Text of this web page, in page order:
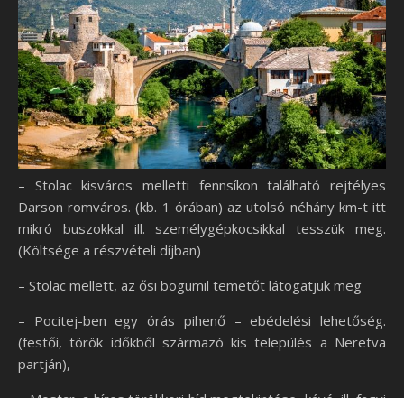
– Stolac kisváros melletti fennsíkon található rejtélyes
Darson romváros. (kb. 1 órában) az utolsó néhány km-t itt
mikró buszokkal ill. személygépkocsikkal tesszük meg.
(Költsége a részvételi díjban)
– Stolac mellett, az ősi bogumil temetőt látogatjuk meg
– Pocitej-ben egy órás pihenő – ebédelési lehetőség.
(festői, török időkből származó kis település a Neretva
partján),